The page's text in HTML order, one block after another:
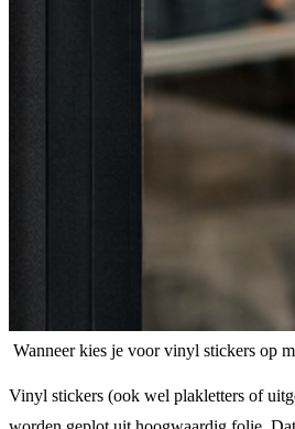
Wanneer kies je voor vinyl stickers op
Vinyl stickers (ook wel plakletters of